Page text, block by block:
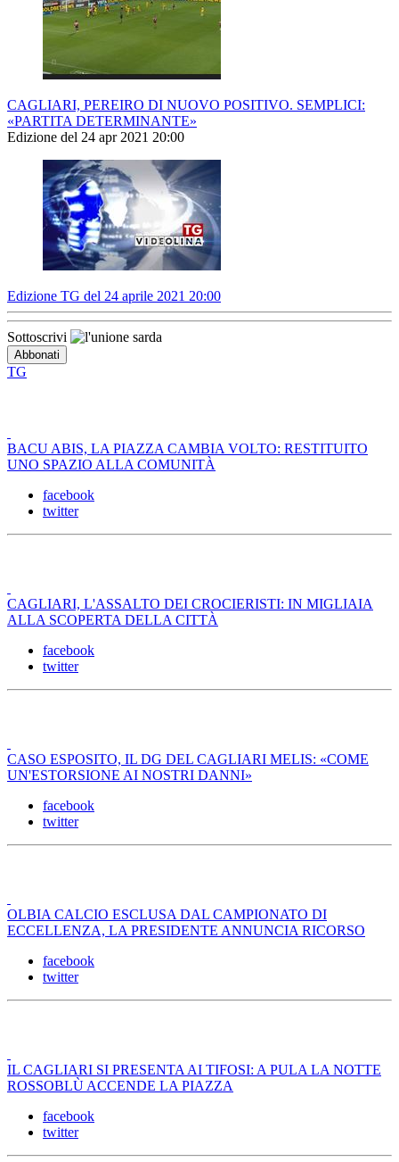
CAGLIARI, PEREIRO DI NUOVO POSITIVO. SEMPLICI:
«PARTITA DETERMINANTE»
Edizione del 24 apr 2021 20:00
Edizione TG del 24 aprile 2021 20:00
Sottoscrivi
TG
BACU ABIS, LA PIAZZA CAMBIA VOLTO: RESTITUITO
UNO SPAZIO ALLA COMUNITÀ
facebook
twitter
CAGLIARI, L'ASSALTO DEI CROCIERISTI: IN MIGLIAIA
ALLA SCOPERTA DELLA CITTÀ
facebook
twitter
CASO ESPOSITO, IL DG DEL CAGLIARI MELIS: «COME
UN'ESTORSIONE AI NOSTRI DANNI»
facebook
twitter
OLBIA CALCIO ESCLUSA DAL CAMPIONATO DI
ECCELLENZA, LA PRESIDENTE ANNUNCIA RICORSO
facebook
twitter
IL CAGLIARI SI PRESENTA AI TIFOSI: A PULA LA NOTTE
ROSSOBLÙ ACCENDE LA PIAZZA
facebook
twitter